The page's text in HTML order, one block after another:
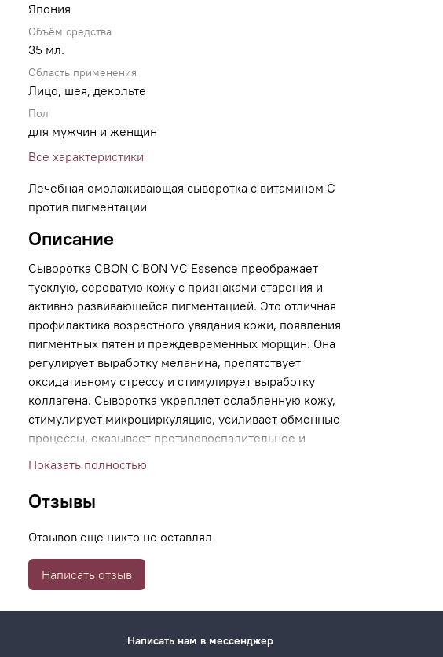
Япония
Объём средства
35 мл.
Область применения
Лицо, шея, декольте
Пол
для мужчин и женщин
Все характеристики
Лечебная омолаживающая сыворотка с витамином С
против пигментации
Описание
Сыворотка CBON C'BON VC Essence преображает
тусклую, сероватую кожу с признаками старения и
активно развивающейся пигментацией. Это отличная
профилактика возрастного увядания кожи, появления
пигментных пятен и преждевременных морщин. Она
регулирует выработку меланина, препятствует
оксидативному стрессу и стимулирует выработку
коллагена. Сыворотка укрепляет ослабленную кожу,
стимулирует микроциркуляцию, усиливает обменные
процессы, оказывает противовоспалительное и
ранозаживляющее действие. Она уменьшает
функции кожи и помогает ей эффективнее противостоять
Показать полностью
Отзывы
Отзывов еще никто не оставлял
Написать отзыв
Написать нам в мессенджер